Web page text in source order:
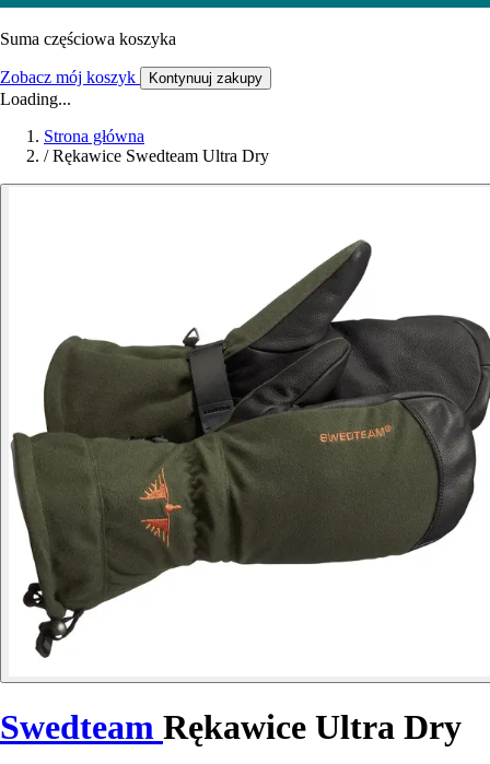
Suma częściowa koszyka
Zobacz mój koszyk Kontynuuj zakupy
Loading...
Strona główna
/ Rękawice Swedteam Ultra Dry
Swedteam Rękawice Ultra Dry